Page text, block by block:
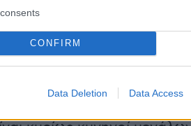
CONFIRM
Data Deletion Data Access
την φυλή μέσω της
επιθυμητά χαρακτηριστικά.